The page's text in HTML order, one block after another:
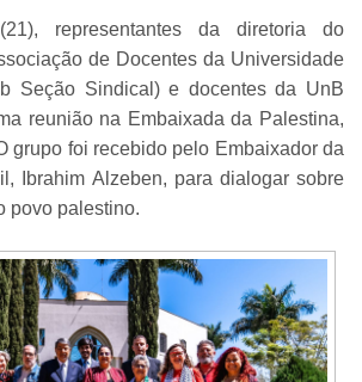
representantes da diretoria do
de Docentes da Universidade
Seção Sindical) e docentes da UnB
reunião na Embaixada da Palestina,
grupo foi recebido pelo Embaixador da
Ibrahim Alzeben, para dialogar sobre
povo palestino.